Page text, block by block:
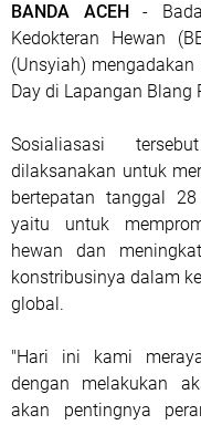
BANDA ACEH-
Kedokteran Hewan
(Unsyiah)
Day di Lapangan
Sosialiasasi
dilaksanakan untuk
bertepatan tanggal
yaitu untuk
hewan dan
konstribusinya dalam
global.
"Hari ini kami
dengan melakukan
akan pentingnya